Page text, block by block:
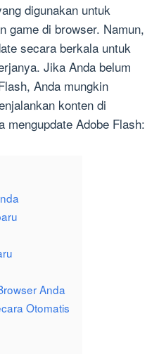
digunakan untuk
game di browser. Namun,
secara berkala untuk
Jika Anda belum
Anda mungkin
konten di
mengupdate Adobe Flash:
Anda
Otomatis